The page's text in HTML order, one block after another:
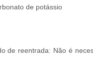
de potássio
de reentrada: Não é